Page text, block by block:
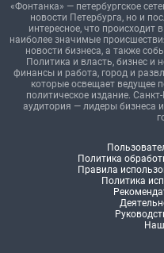
«Фонтанка» — петербургское
новости Петербурга, но и
интересное, что
наиболее значимые
новости бизнеса, а также
Политика и власть, бизнес и
финансы и работа, город и
которые освещает ведущее
политическое издание.
аудитория — лидеры бизнеса
Политика
Правила
Политика